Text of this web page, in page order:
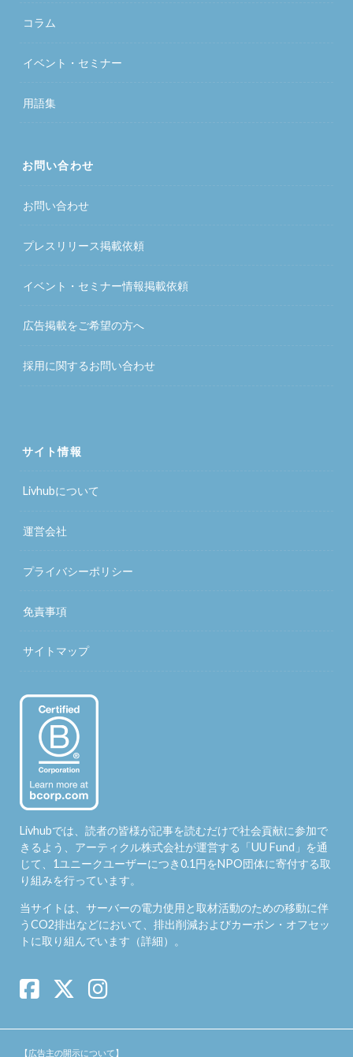
コラム
イベント・セミナー
用語集
お問い合わせ
お問い合わせ
プレスリリース掲載依頼
イベント・セミナー情報掲載依頼
広告掲載をご希望の方へ
採用に関するお問い合わせ
サイト情報
Livhubについて
運営会社
プライバシーポリシー
免責事項
サイトマップ
Livhubでは、読者の皆様が記事を読むだけで社会貢献に参加で
きるよう、アーティクル株式会社が運営する「UU Fund 」を通
じて、1ユニークユーザーにつき0.1円をNPO団体に寄付する取
り組みを行っています。
当サイトは、サーバーの電力使用と取材活動のための移動に伴
うCO2排出などにおいて、排出削減およびカーボン・オフセッ
トに取り組んでいます（詳細）。
【広告主の開示について】